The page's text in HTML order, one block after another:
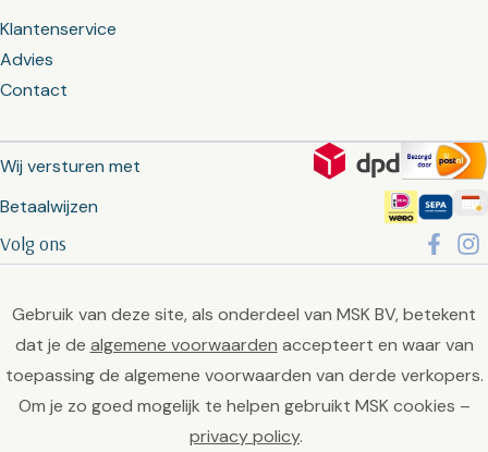
Klantenservice
Advies
Contact
Wij versturen met
Betaalwijzen
Volg ons
Gebruik van deze site, als onderdeel van MSK BV, betekent
dat je de algemene voorwaarden accepteert en waar van
toepassing de algemene voorwaarden van derde verkopers.
Om je zo goed mogelijk te helpen gebruikt MSK cookies –
privacy policy.